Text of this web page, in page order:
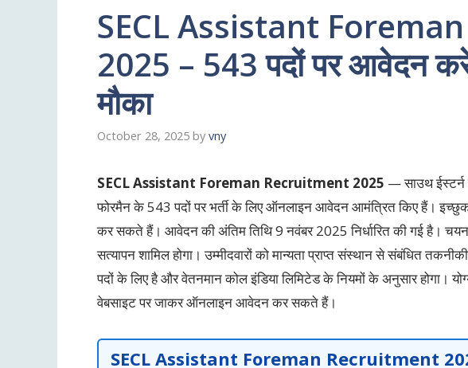
SECL Assistant
2025 – 543 पदों पर आवेदन
मौका
October 28, 2025 by vny
SECL Assistant Foreman Recruitment 2025 — साउथ
फोरमैन के 543 पदों पर भर्ती के लिए ऑनलाइन आवेदन आमंत्रित किए हैं।
कर सकते हैं। आवेदन की अंतिम तिथि 9 नवंबर 2025 निर्धारित की गई है। चयन
सत्यापन शामिल होगा। उम्मीदवारों को मान्यता प्राप्त संस्थान से संबंधित
पदों के लिए है और वेतनमान कोल इंडिया लिमिटेड के नियमों के अनुसार होगा।
वेबसाइट पर जाकर ऑनलाइन आवेदन कर सकते हैं।
SECL Assistant Foreman Recruitment